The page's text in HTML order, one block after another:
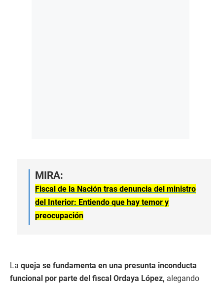
MIRA:
Fiscal de la Nación tras denuncia del ministro
del Interior: Entiendo que hay temor y
preocupación
La queja se fundamenta en una presunta inconducta
funcional por parte del fiscal Ordaya López, alegando